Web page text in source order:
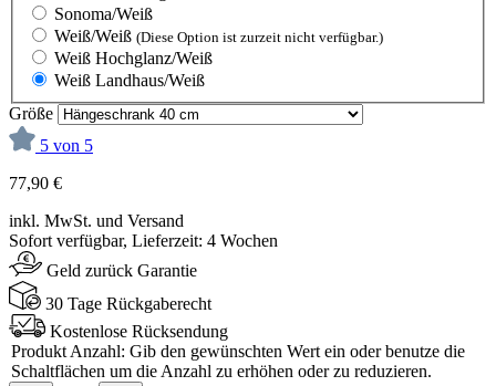
Sonoma/Weiß
Weiß/Weiß (Diese Option ist zurzeit nicht verfügbar.)
Weiß Hochglanz/Weiß
Weiß Landhaus/Weiß
Größe
5 von 5
77,90 €
inkl. MwSt. und Versand
Sofort verfügbar, Lieferzeit: 4 Wochen
Geld zurück Garantie
30 Tage Rückgaberecht
Kostenlose Rücksendung
Produkt Anzahl: Gib den gewünschten Wert ein oder benutze die
Schaltflächen um die Anzahl zu erhöhen oder zu reduzieren.